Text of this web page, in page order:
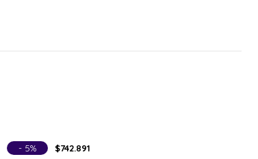
- 5% $742.891